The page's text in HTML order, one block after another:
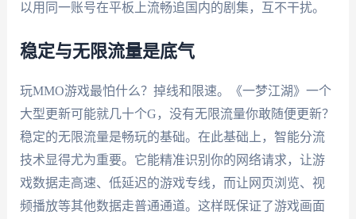
以用同一账号在平板上流畅追国内的剧集，互不干扰。
稳定与无限流量是底气
玩MMO游戏最怕什么？掉线和限速。《一梦江湖》一个
大型更新可能就几十个G，没有无限流量你敢随便更新？
稳定的无限流量是畅玩的基础。在此基础上，智能分流
技术显得尤为重要。它能精准识别你的网络请求，让游
戏数据走高速、低延迟的游戏专线，而让网页浏览、视
频播放等其他数据走普通通道。这样既保证了游戏画面